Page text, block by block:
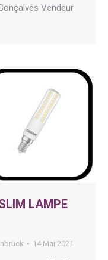
Vendeur
LAMPE
14 Mai 2021